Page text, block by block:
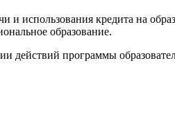
и использования кредита на
образование.
действий программы